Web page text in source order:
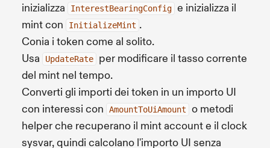
inizializza
InterestBearingConfig e inizializza il
mint con
InitializeMint .
Conia i token come al solito.
Usa
UpdateRate
per modificare il tasso corrente
del mint nel tempo.
Converti gli importi dei token in un importo UI
con interessi con
AmountToUiAmount
o metodi
helper che recuperano il mint account e il clock
sysvar, quindi calcolano l'importo UI senza